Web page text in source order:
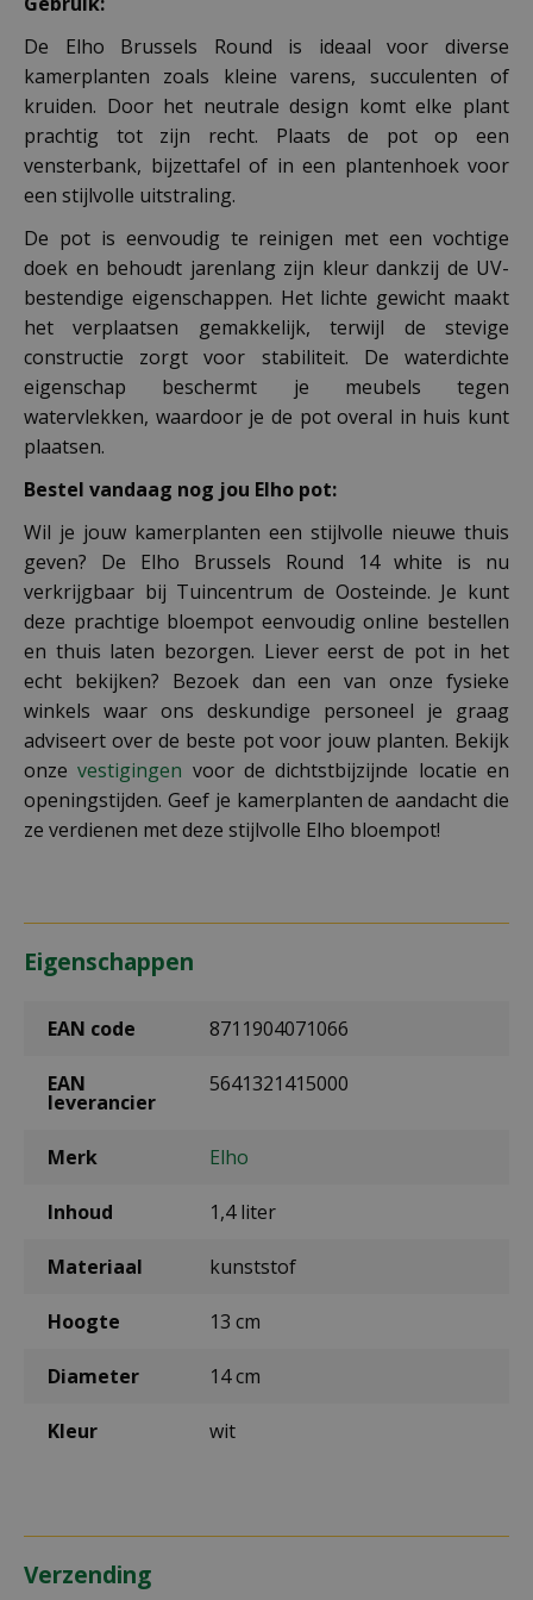
De Elho Brussels Round is ideaal voor diverse
kamerplanten zoals kleine varens, succulenten of
kruiden. Door het neutrale design komt elke plant
prachtig tot zijn recht. Plaats de pot op een
vensterbank, bijzettafel of in een plantenhoek voor
een stijlvolle uitstraling.
De pot is eenvoudig te reinigen met een vochtige
doek en behoudt jarenlang zijn kleur dankzij de UV-
bestendige eigenschappen. Het lichte gewicht maakt
het verplaatsen gemakkelijk, terwijl de stevige
constructie zorgt voor stabiliteit. De waterdichte
eigenschap beschermt je meubels tegen
watervlekken, waardoor je de pot overal in huis kunt
plaatsen.
Bestel vandaag nog jou Elho pot:
Wil je jouw kamerplanten een stijlvolle nieuwe thuis
geven? De Elho Brussels Round 14 white is nu
verkrijgbaar bij Tuincentrum de Oosteinde. Je kunt
deze prachtige bloempot eenvoudig online bestellen
en thuis laten bezorgen. Liever eerst de pot in het
echt bekijken? Bezoek dan een van onze fysieke
winkels waar ons deskundige personeel je graag
adviseert over de beste pot voor jouw planten. Bekijk
onzevestigingen voor de dichtstbijzijnde locatie en
openingstijden. Geef je kamerplanten de aandacht die
ze verdienen met deze stijlvolle Elho bloempot!
Eigenschappen
EAN code 8711904071066
EAN
leverancier
5641321415000
Merk Elho
Inhoud 1,4 liter
Materiaal kunststof
Hoogte 13 cm
Diameter 14 cm
Kleur wit
Verzending